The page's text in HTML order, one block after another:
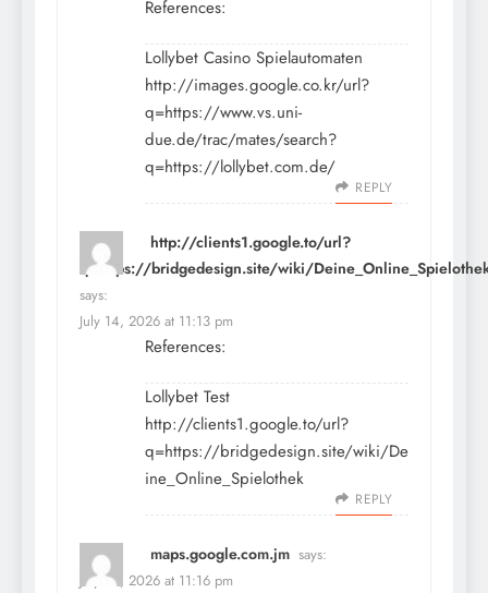
References:
Lollybet Casino Spielautomaten
http://images.google.co.kr/url?
q=https://www.vs.uni-
due.de/trac/mates/search?
q=https://lollybet.com.de/
REPLY
http://clients1.google.to/url?
q=https://bridgedesign.site/wiki/
says:
July 14, 2026 at 11:13 pm
References:
Lollybet Test
http://clients1.google.to/url?
q=https://bridgedesign.site/wiki/De
ine_Online_Spielothek
REPLY
maps.google.com.jm says:
July 14, 2026 at 11:16 pm